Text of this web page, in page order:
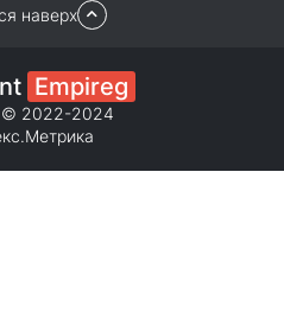
наверх
Empireg
© 2022-2024